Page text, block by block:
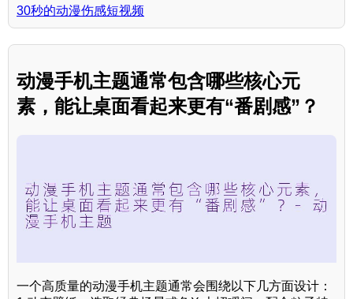
30秒的动漫伤感短视频
动漫手机主题通常包含哪些核心元
素，能让桌面看起来更有“番剧感”？
一个高质量的动漫手机主题通常会围绕以下几方面设计：